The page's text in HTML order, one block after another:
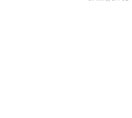
память был